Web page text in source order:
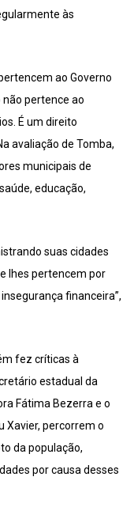
às
ao Governo
não pertence ao
É um direito
avaliação de Tomba,
municipais de
educação,
suas cidades
lhes pertencem por
financeira”,
fez críticas à
estadual da
Fátima Bezerra e o
Xavier, percorrem o
da população,
por causa desses